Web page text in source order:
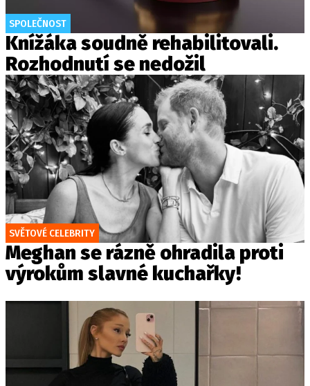
SPOLEČNOST
Knížáka soudně rehabilitovali.
Rozhodnutí se nedožil
SVĚTOVÉ CELEBRITY
Meghan se rázně ohradila proti
výrokům slavné kuchařky!